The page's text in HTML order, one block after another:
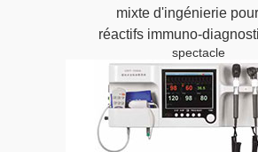
mixte d'ingénierie
réactifs immuno-
par la NDRC (la
nationale du
de la réforme).
spectacle